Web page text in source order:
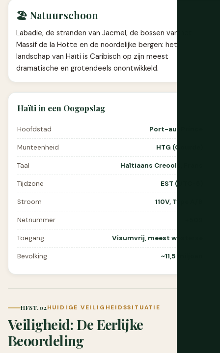
🏖️ Natuurschoon
Labadie, de stranden van Jacmel, de bossen van het
Massif de la Hotte en de noordelijke bergen: het
landschap van Haïti is Caribisch op zijn meest
dramatische en grotendeels onontwikkeld.
Haïti in een Oogopslag
Hoofdstad Port-au-Prince
Munteenheid HTG (Gourde)
Taal Haïtiaans Creools, Frans
Tijdzone EST (UTC-5)
Stroom 110V, Type A/B
Netnummer
Toegang Visumvrij, meest westerse
Bevolking ~11,5 miljoen
HFST. 02HUIDIGE VEILIGHEIDSSITUATIE
Veiligheid: De Eerlijke
Beoordeling